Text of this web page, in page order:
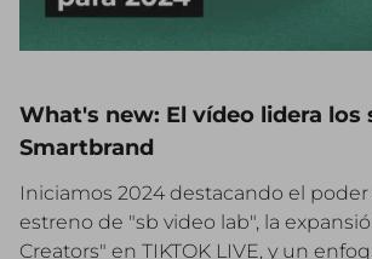
What's new: El vídeo lidera los
Smartbrand
Iniciamos 2024 destacando el
estreno de "sb video lab", la
Creators" en TIKTOK LIVE, y un